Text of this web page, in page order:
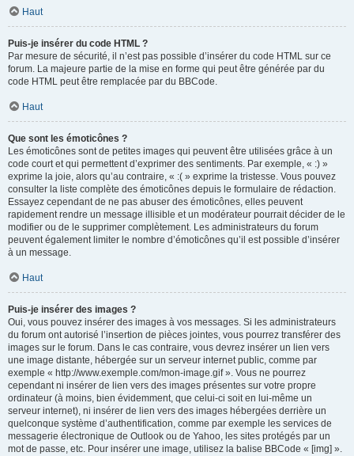
Haut
Puis-je insérer du code HTML ?
Par mesure de sécurité, il n’est pas possible d’insérer du code HTML sur ce
forum. La majeure partie de la mise en forme qui peut être générée par du
code HTML peut être remplacée par du BBCode.
Haut
Que sont les émoticônes ?
Les émoticônes sont de petites images qui peuvent être utilisées grâce à un
code court et qui permettent d’exprimer des sentiments. Par exemple, « :) »
exprime la joie, alors qu’au contraire, « :( » exprime la tristesse. Vous pouvez
consulter la liste complète des émoticônes depuis le formulaire de rédaction.
Essayez cependant de ne pas abuser des émoticônes, elles peuvent
rapidement rendre un message illisible et un modérateur pourrait décider de le
modifier ou de le supprimer complètement. Les administrateurs du forum
peuvent également limiter le nombre d’émoticônes qu’il est possible d’insérer
à un message.
Haut
Puis-je insérer des images ?
Oui, vous pouvez insérer des images à vos messages. Si les administrateurs
du forum ont autorisé l’insertion de pièces jointes, vous pourrez transférer des
images sur le forum. Dans le cas contraire, vous devrez insérer un lien vers
une image distante, hébergée sur un serveur internet public, comme par
exemple « http://www.exemple.com/mon-image.gif ». Vous ne pourrez
cependant ni insérer de lien vers des images présentes sur votre propre
ordinateur (à moins, bien évidemment, que celui-ci soit en lui-même un
serveur internet), ni insérer de lien vers des images hébergées derrière un
quelconque système d’authentification, comme par exemple les services de
messagerie électronique de Outlook ou de Yahoo, les sites protégés par un
mot de passe, etc. Pour insérer une image, utilisez la balise BBCode « [img] ».